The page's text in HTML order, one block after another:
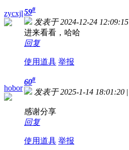
zycxjl59#
发表于 2024-12-24 12:09:15
进来看看，哈哈
回复
使用道具 举报
hobor
60#
发表于 2025-1-14 18:01:20 |
感谢分享
回复
使用道具 举报